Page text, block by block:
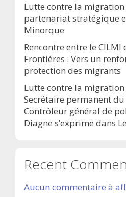
Lutte contre la
partenariat stratégique
Minorque
Rencontre entre le CILMI
Frontières : Vers un
protection des migrants
Lutte contre la
Secrétaire permanent du
Contrôleur général de
Diagne s’exprime dans
Recent
Aucun commentaire à